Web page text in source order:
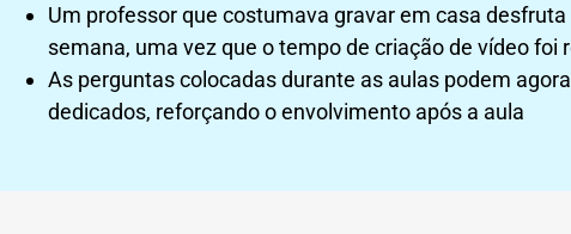
Um professor que costumava gravar em casa
semana, uma vez que o tempo de criação de vídeo foi
As perguntas colocadas durante as aulas podem
dedicados, reforçando o envolvimento após a aula